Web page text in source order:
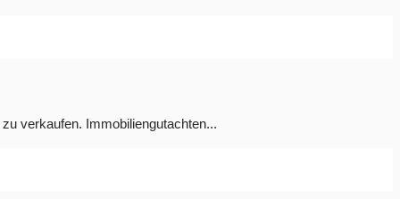
verkaufen. Immobiliengutachten...